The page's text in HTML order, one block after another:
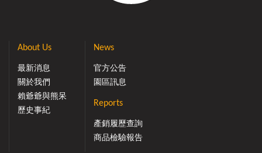
About Us
最新消息
關於我們
賴爺爺與熊呆
歷史事紀
News
官方公告
園區訊息
Reports
產銷履歷查詢
商品檢驗報告